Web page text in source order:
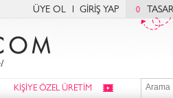
ÜYE OL GİRİŞ YAP 0
KİŞİYE ÖZEL ÜRETİM